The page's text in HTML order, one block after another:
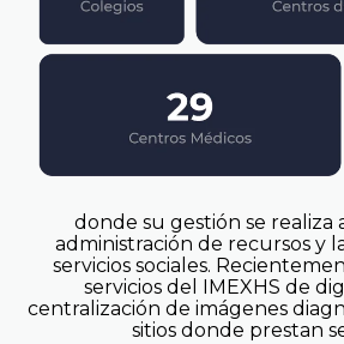
donde su gestión se realiza
administración de recursos y
servicios sociales.
servicios del IMEXHS de
centralización de imágenes
sitios donde prestan